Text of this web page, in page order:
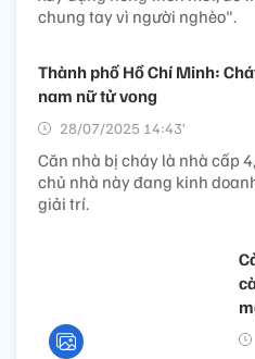
chung tay vì người nghèo".
Thành phố Hồ Chí Minh:
nam nữ tử vong
28/07/2025 14:43’
Căn nhà bị cháy là nhà cấp
chủ nhà này đang kinh
giải trí.